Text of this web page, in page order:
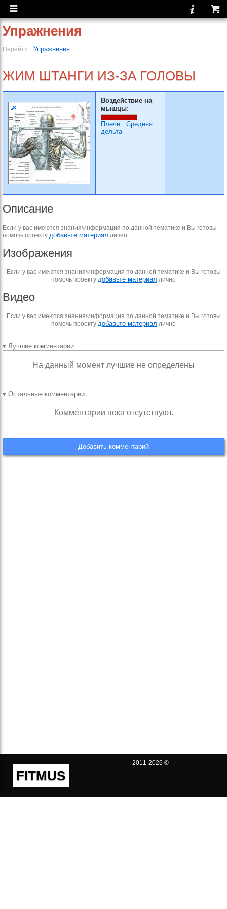
Упражнения
Перейти: Упражнения
ЖИМ ШТАНГИ ИЗ-ЗА ГОЛОВЫ
Воздействие на
мышцы:
Плечи : Средняя
дельта
Описание
Если у вас имеются знания\информация по данной тематике и Вы готовы
помочь проекту добавьте материал лично
Изображения
Если у вас имеются знания\информация по данной тематике и Вы готовы
помочь проекту добавьте материал лично
Видео
Если у вас имеются знания\информация по данной тематике и Вы готовы
помочь проекту добавьте материал лично
▾ Лучшие комментарии
На данный момент лучшие не определены
▾ Остальные комментарии
Комментарии пока отсутствуют.
Добавить комментарий
FITMUS
2011-2026 ©